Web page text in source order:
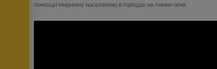
помощи мирному населению в городах на линии огня.